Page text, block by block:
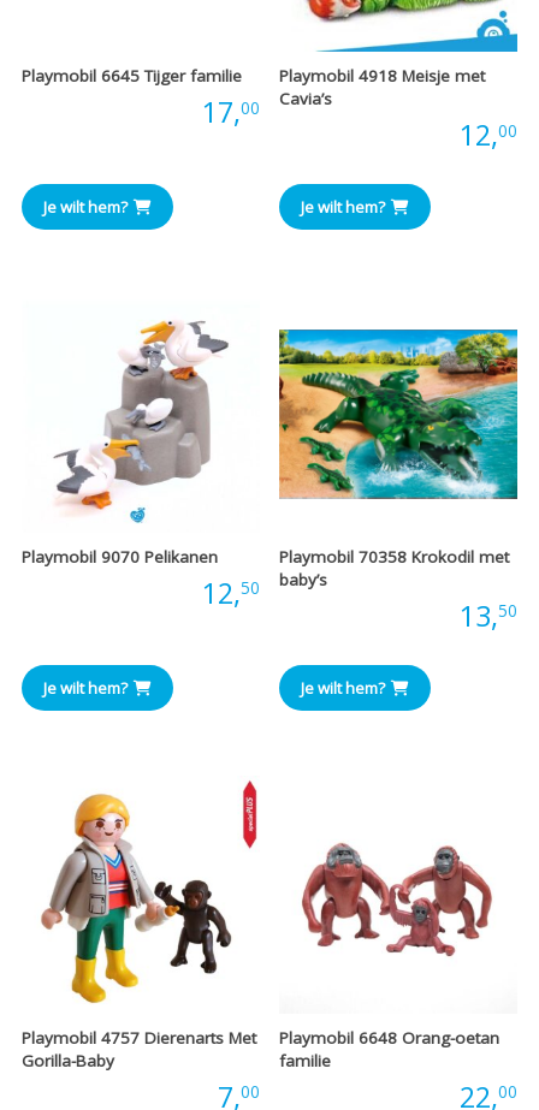
Playmobil 6645 Tijger familie
17,00
Je wilt hem?
Playmobil 4918 Meisje met
Cavia’s
12,00
Je wilt hem?
Playmobil 9070 Pelikanen
12,50
Je wilt hem?
Playmobil 70358 Krokodil met
baby’s
13,50
Je wilt hem?
Playmobil 4757 Dierenarts Met
Gorilla-Baby
7,00
Playmobil 6648 Orang-oetan
familie
22,00